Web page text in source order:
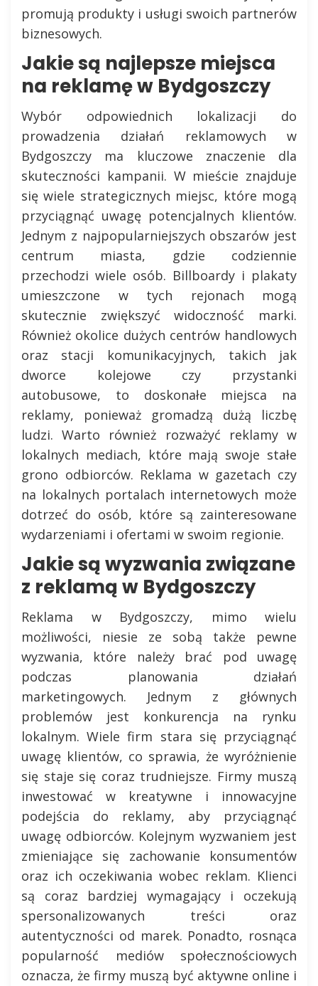
promują produkty i usługi swoich partnerów
biznesowych.
Jakie są najlepsze miejsca
na reklamę w Bydgoszczy
Wybór odpowiednich lokalizacji do
prowadzenia działań reklamowych w
Bydgoszczy ma kluczowe znaczenie dla
skuteczności kampanii. W mieście znajduje
się wiele strategicznych miejsc, które mogą
przyciągnąć uwagę potencjalnych klientów.
Jednym z najpopularniejszych obszarów jest
centrum miasta, gdzie codziennie
przechodzi wiele osób. Billboardy i plakaty
umieszczone w tych rejonach mogą
skutecznie zwiększyć widoczność marki.
Również okolice dużych centrów handlowych
oraz stacji komunikacyjnych, takich jak
dworce kolejowe czy przystanki
autobusowe, to doskonałe miejsca na
reklamy, ponieważ gromadzą dużą liczbę
ludzi. Warto również rozważyć reklamy w
lokalnych mediach, które mają swoje stałe
grono odbiorców. Reklama w gazetach czy
na lokalnych portalach internetowych może
dotrzeć do osób, które są zainteresowane
wydarzeniami i ofertami w swoim regionie.
Jakie są wyzwania związane
z reklamą w Bydgoszczy
Reklama w Bydgoszczy, mimo wielu
możliwości, niesie ze sobą także pewne
wyzwania, które należy brać pod uwagę
podczas planowania działań
marketingowych. Jednym z głównych
problemów jest konkurencja na rynku
lokalnym. Wiele firm stara się przyciągnąć
uwagę klientów, co sprawia, że wyróżnienie
się staje się coraz trudniejsze. Firmy muszą
inwestować w kreatywne i innowacyjne
podejścia do reklamy, aby przyciągnąć
uwagę odbiorców. Kolejnym wyzwaniem jest
zmieniające się zachowanie konsumentów
oraz ich oczekiwania wobec reklam. Klienci
są coraz bardziej wymagający i oczekują
spersonalizowanych treści oraz
autentyczności od marek. Ponadto, rosnąca
popularność mediów społecznościowych
oznacza, że firmy muszą być aktywne online i